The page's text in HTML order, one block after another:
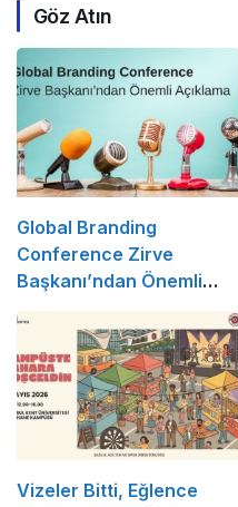
Göz Atın
Global Branding
Conference Zirve
Başkanı’ndan Önemli
Açıklama
Vizeler Bitti, Eğlence